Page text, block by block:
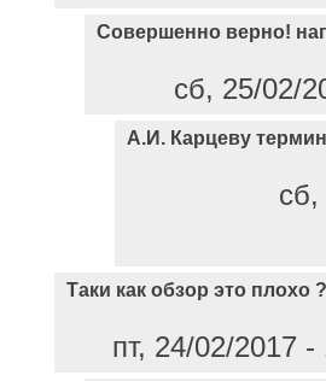
Совершенно верно!
сб, 25/02/
А.И. Карцеву
Таки как обзор это плохо ?
пт, 24/02/2017